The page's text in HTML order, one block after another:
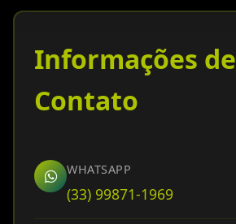
Informações de
Contato
WHATSAPP
(33) 99871-1969